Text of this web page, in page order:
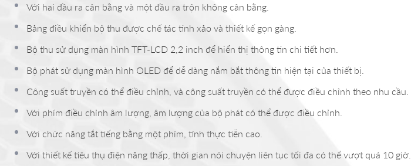
Với hai đầu ra cân bằng và một đầu ra trộn không cân bằng.
Bảng điều khiển bộ thu được chế tác tinh xảo và thiết kế gọn gàng.
Bộ thu sử dụng màn hình TFT-LCD 2,2 inch để hiển thị thông tin chi tiết hơn.
Bộ phát sử dụng màn hình OLED để dễ dàng nắm bắt thông tin hiện tại của thiết bị.
Công suất truyền có thể điều chỉnh, và công suất truyền có thể được điều chỉnh theo nhu cầu.
Với phím điều chỉnh âm lượng, âm lượng của bộ phát có thể được điều chỉnh.
Với chức năng tắt tiếng bằng một phím, tính thực tiễn cao.
Với thiết kế tiêu thụ điện năng thấp, thời gian nói chuyện liên tục tối đa có thể vượt quá 10